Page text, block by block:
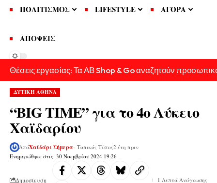
ΠΟΛΙΤΙΣΜΟΣ LIFESTYLE ΑΓΟΡΑ
ΑΠΟΨΕΙΣ
Θέσεις εργασίας: Τα ΑΒ Shop & Go αναζητούν
ΔΥΤΙΚΗ ΑΘΗΝΑ
“BIG TIME” για το 4ο Λύκειο
Χαϊδαρίου
Ενημερώθηκε στις: 30 Νοεμβρίου 2024 19:26
ΑπόΧαϊδάρι Σήμερα- Τοπικός Τύπος2 έτη πριν
Δημοσίευση 1 Λεπτά Ανάγνωσης